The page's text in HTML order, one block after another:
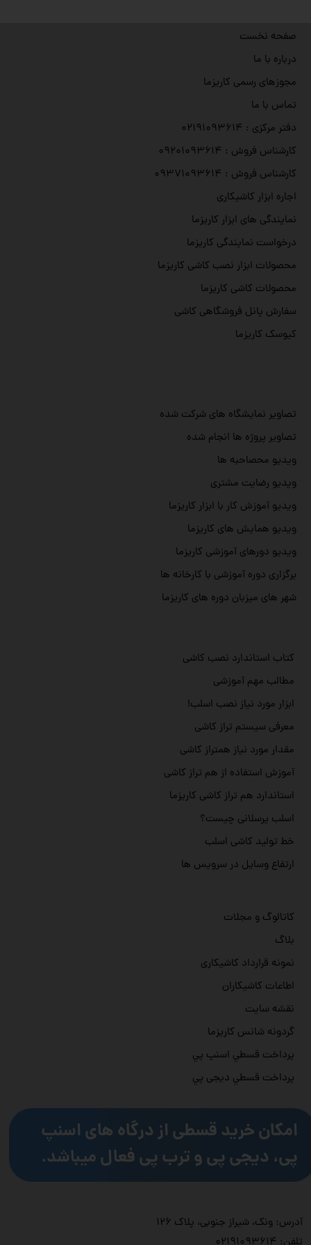
آدرس: ونک، شیراز جنوبی، پلاک ۱۲۶
تصاویر نمایشگاه های شرکت شده
تصاویر پروژه ها انجام شده
ویدیو محصاحبه ها
ویدیو رضایت مشتری
ویدیو آموزش کار با ابزار کاریزما
ویدیو همایش های کاریزما
ویدیو دورهای آموزشی کاریزما
برگزاری دوره آموزشی با کارخانه ها
شهر های میزبان دوره های کاریزما
صفحه نخست
درباره با ما
مجوزهای رسمی کاریزما
تماس با ما
دفتر مرکزی : ۰۲۱۹۱۰۹۳۶۱۴
کارشناس فروش : ۰۹۲۰۱۰۹۳۶۱۴
کارشناس فروش : ۰۹۳۷۱۰۹۳۶۱۴
اجاره ابزار کاشیکاری
نمایندگی های ابزار کاریزما
درخواست نمایندگی کاریزما
محصولات ابزار نصب کاشی کاریزما
محصولات کاشی کاریزما
سفارش پانل فروشگاهی کاشی
کیوسک کاریزما
کاتالوگ و مجلات
بلاگ
نمونه قرارداد کاشیکاری
اطاعات کاشیکاران
نقشه سایت
گردونه شانس کاریزما
پرداخت قسطي اسنپ پي
پرداخت قسطي دیجی پي
کتاب استاندارد نصب کاشی
مطالب مهم آموزشی
ابزار مورد نیاز نصب اسلب!
معرفی سیستم تراز کاشی
مقدار مورد نیاز همتراز کاشی
آموزش استفاده از هم تراز کاشی
استاندارد هم تراز کاشی کاریزما
اسلب پرسلانی چیست؟
خط تولید کاشی اسلب
ارتفاع وسایل در سرویس ها
امکان خرید قسطی از درگاه های اسنپ
پی، دیجی پی و ترب پی فعال میباشد.